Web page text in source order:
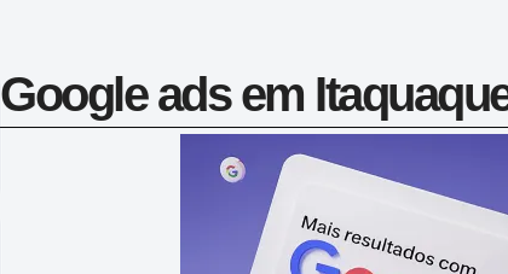
Google ads em